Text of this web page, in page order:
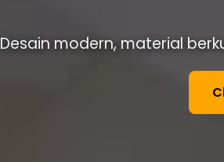
Desain modern, material